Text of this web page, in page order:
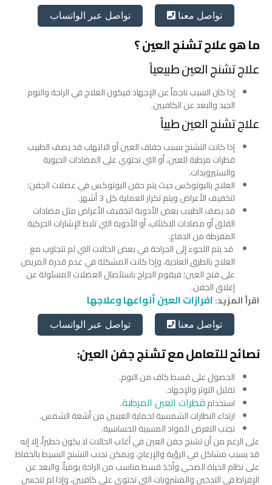
تواصل معنا تواصل عبر الواتساب
ما هو علاج تشنج العين ؟
علاج تشنج العين طبيعياً
إذا كان السبب ناجماً عن الإجهاد فيكون العلاج في الراحة والنوم
الجيد والبعد عن الكافيين.
علاج تشنج العين طبياً
إذا كانت التشنج بسبب جفاف العين أو الالتهاب قد يصف الطبيب
قطرات مرطبة للعين، أو التي تحتوي على المضادات الحيوية
والستيرويدات.
العلاج بالبوتوكس حيث يتم حقن البوتوكس في عضلات الجفن؛
لتخفيف الأعراض ويتم تكرار العملية كل 3 أشهر.
قد يصف الطبيب بعض الأدوية لتخفيف الأعراض مثل مضادات
القلق أو مضادات الاكتئاب، أو الأدوية التي تثبط الإشارات الحركية
المفرطة من الدماغ.
قد يتم اللجوء إلى الجراحة في بعض الحالات التي لم تتجاوب مع
العلاج بالطرق العادية، وإذا كانت المشكلة في عدم قدرة المريض
على فتح العين؛ فيقوم الجراح باستئصال العضلات المسئولة عن
إغلاق الجفن.
اقرأ المزيد:افرازات العين أنواعها وعلاجها
تواصل معنا تواصل عبر الواتساب
نصائح للتعامل مع تشنج جفن العين:
الحصول على قسط كاف من النوم.
تقليل التوتر والإجهاد.
استخدامقطرات العين المرطبة.
ارتداء النظارات الشمسية لحماية العينين من أشعة الشمس.
تجنب التعرض للمواد المسببة للحساسية.
على الرغم من أن تشنج جفن العين في أغلب الحالات لا يكون خطيراً، إلا إنه
قد يسبب مشاكل في الرؤية والإزعاج، ويمكن تجنب التشنج البسيط بالحفاظ
على نظام الحياة الصحي وأخذ قسط مناسب من الراحة يومياً، والبعد عن
الإفراط في التدخين والمشروبات التي تحتوي على كافيين، وإذا لم تتحسن